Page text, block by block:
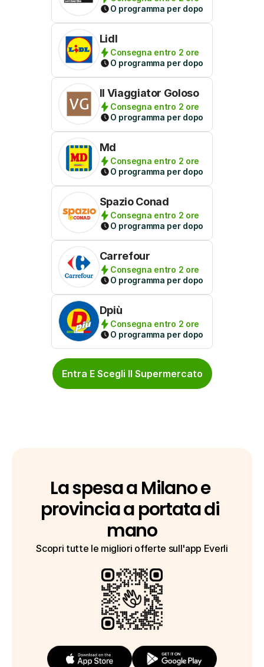
O programma per dopo
Lidl
Consegna entro 2 ore
O programma per dopo
Il Viaggiator Goloso
Consegna entro 2 ore
O programma per dopo
Md
Consegna entro 2 ore
O programma per dopo
Spazio Conad
Consegna entro 2 ore
O programma per dopo
Carrefour
Consegna entro 2 ore
O programma per dopo
Dpiù
Consegna entro 2 ore
O programma per dopo
Entra E Scegli Il Supermercato
La spesa a Milano e
provincia a portata di
mano
Scopri tutte le migliori offerte sull'app Everli